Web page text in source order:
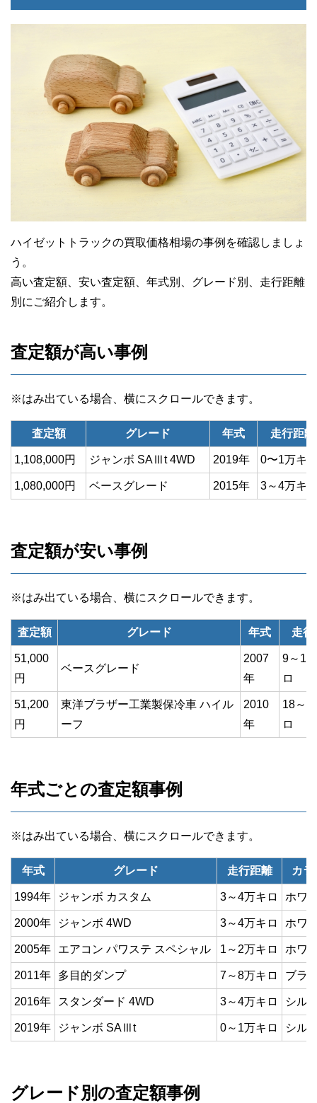
ハイゼットトラックの買取価格相場の事例を確認しましょ
う。
高い査定額、安い査定額、年式別、グレード別、走行距離
別にご紹介します。
査定額が高い事例
査定額 グレード 年式 走行距離
1,108,000円 ジャンボ SAⅢt 4WD 2019年 0〜1万キ
1,080,000円 ベースグレード 2015年 3～4万キ
査定額が安い事例
査定額 グレード 年式 走行
51,000
円
ベースグレード
2007
年
9～10
ロ
51,200
円
東洋ブラザー工業製保冷車 ハイル
ーフ
2010
年
18～
ロ
年式ごとの査定額事例
年式 グレード 走行距離 カラ
1994年 ジャンボ カスタム 3～4万キロ ホワ
2000年 ジャンボ 4WD 3～4万キロ ホワ
2005年 エアコン パワステ スペシャル 1～2万キロ ホワ
2011年 多目的ダンプ 7～8万キロ ブラ
2016年 スタンダード 4WD 3～4万キロ シル
2019年 ジャンボ SAⅢt 0～1万キロ シル
グレード別の査定額事例